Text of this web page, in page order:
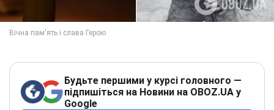
Будьте першими у курсі головного —
підпишіться на Новини на OBOZ.UA у
Google